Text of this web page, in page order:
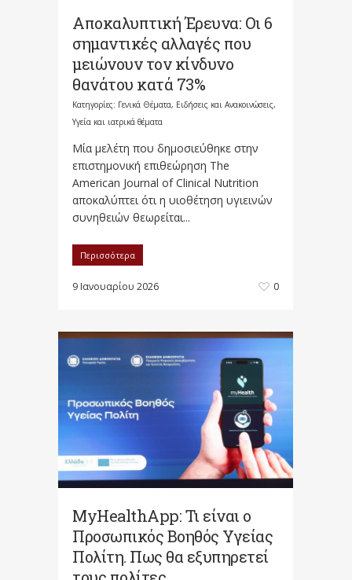
Αποκαλυπτική Έρευνα: Οι 6
σημαντικές αλλαγές που
μειώνουν τον κίνδυνο
θανάτου κατά 73%
Κατηγορίες: Γενικά Θέματα, Ειδήσεις και Ανακοινώσεις,
Υγεία και ιατρικά θέματα
Μία μελέτη που δημοσιεύθηκε στην
επιστημονική επιθεώρηση The
American Journal of Clinical Nutrition
αποκαλύπτει ότι η υιοθέτηση υγιεινών
συνηθειών θεωρείται...
Περισσότερα
9 Ιανουαρίου 2026 0
MyHealthApp: Τι είναι ο
Προσωπικός Βοηθός Υγείας
Πολίτη. Πως θα εξυπηρετεί